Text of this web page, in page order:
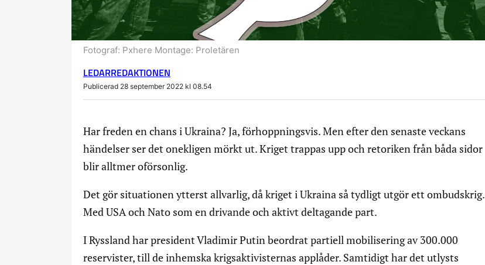
Fotograf: Pxhere Montage: Proletären
LEDARREDAKTIONEN
Publicerad 28 september 2022 kl 08.54
Har freden en chans i Ukraina? Ja, förhoppningsvis. Men efter den senaste veckans
händelser ser det onekligen mörkt ut. Kriget trappas upp och retoriken från båda sidor
blir alltmer oförsonlig.
Det gör situationen ytterst allvarlig, då kriget i Ukraina så tydligt utgör ett ombudskrig.
Med USA och Nato som en drivande och aktivt deltagande part.
I Ryssland har president Vladimir Putin beordrat partiell mobilisering av 300.000
reservister, till de inhemska krigsaktivisternas applåder. Samtidigt har det utlysts